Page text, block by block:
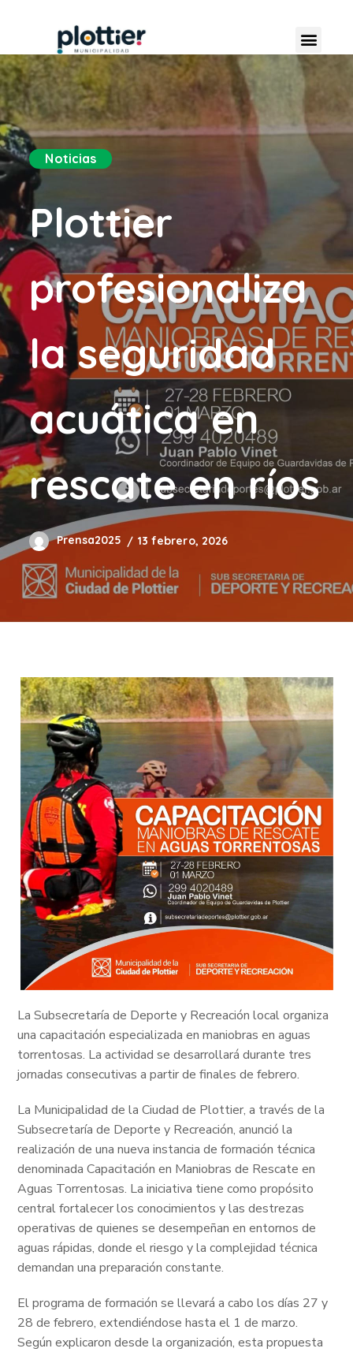
Noticias
Plottier
profesionaliza
la seguridad
acuática en
rescate en ríos
Prensa2025 13 febrero, 2026
La Subsecretaría de Deporte y Recreación local organiza
una capacitación especializada en maniobras en aguas
torrentosas. La actividad se desarrollará durante tres
jornadas consecutivas a partir de finales de febrero.
La Municipalidad de la Ciudad de Plottier, a través de la
Subsecretaría de Deporte y Recreación, anunció la
realización de una nueva instancia de formación técnica
denominada Capacitación en Maniobras de Rescate en
Aguas Torrentosas. La iniciativa tiene como propósito
central fortalecer los conocimientos y las destrezas
operativas de quienes se desempeñan en entornos de
aguas rápidas, donde el riesgo y la complejidad técnica
demandan una preparación constante.
El programa de formación se llevará a cabo los días 27 y
28 de febrero, extendiéndose hasta el 1 de marzo.
Según explicaron desde la organización, esta propuesta